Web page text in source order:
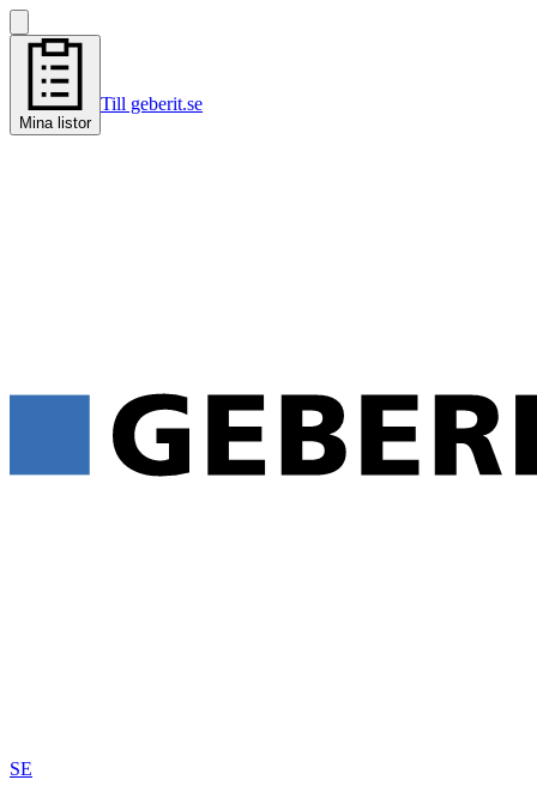
Mina listor
Till geberit.se
SE